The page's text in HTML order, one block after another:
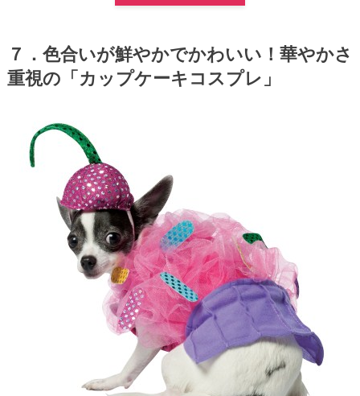
７．色合いが鮮やかでかわいい！華やかさ
重視の「カップケーキコスプレ」